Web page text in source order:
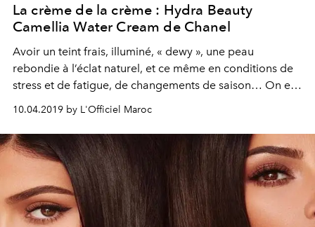
La crème de la crème : Hydra Beauty
Camellia Water Cream de Chanel
Avoir un teint frais, illuminé, « dewy », une peau
rebondie à l’éclat naturel, et ce même en conditions de
stress et de fatigue, de changements de saison… On en
10.04.2019 by L'Officiel Maroc